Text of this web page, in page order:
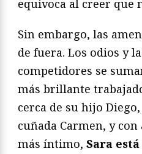
equivoca al creer que
Sin embargo, las
de fuera. Los odios y
competidores se
más brillante
cerca de su hijo
cuñada Carmen, y
más íntimo, Sara